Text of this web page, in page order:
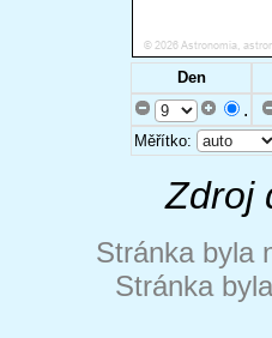
Den
.
Měřítko:
Zdroj
Stránka byla
Stránka